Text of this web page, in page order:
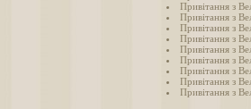
Привітання з
Привітання з
Привітання з
Привітання з
Привітання з
Привітання з
Привітання з
Привітання з
Привітання з